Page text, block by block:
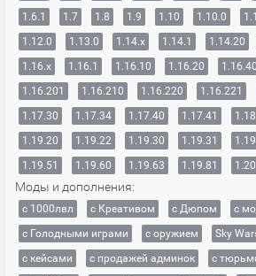
1.6.1
1.7 1.8 1.9 1.10 1.10.0
1.12.0
1.13.0 1.14.x 1.14.1 1.14.20
1.16.x
1.16.1 1.16.10 1.16.20 1.16.40
1.16.201
1.16.210 1.16.220 1.16.221
1.17.30
1.17.34 1.17.40 1.17.41 1.18
1.19.20
1.19.22 1.19.30 1.19.31
1.19.51
1.19.60 1.19.63 1.19.81 1.20
Моды и дополнения:
с 1000лвл c Креативом с Дюпом с
с Голодными играми
с оружием Sky
с кейсами
с продажей админок с